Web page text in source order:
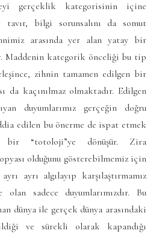
gerçeklik kategorisinin içine
tavır, bilgi sorunsalını da somut
arasında yer alan yatay bir
Maddenin kategorik önceliği bu tip
zihnin tamamen edilgen bir
da kaçınılmaz olmaktadır. Edilgen
duyumlarımız gerçeğin doğru
edilen bu önerme de ispat etmek
bir “totoloji”ye dönüşür. Zira
olduğunu gösterebilmemiz için
ayrı algılayıp karşılaştırmamız
sadece duyumlarımızdır. Bu
dünya ile gerçek dünya arasındaki
ve sürekli olarak kapandığı